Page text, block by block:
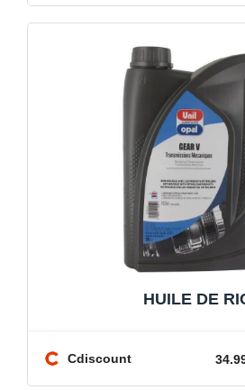
HUILE DE
Cdiscount